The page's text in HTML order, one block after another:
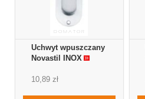
Uchwyt wpuszczany
Novastil INOX
10,89 zł